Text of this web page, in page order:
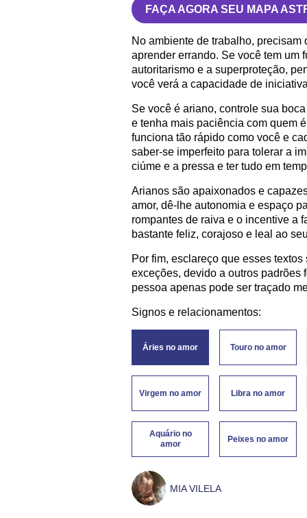
FAÇA AGORA SEU MAPA
No ambiente de trabalho,
aprender errando. Se você tem um
autoritarismo e a superproteção,
você verá a capacidade de
Se você é ariano, controle sua
e tenha mais paciência com quem
funciona tão rápido como você e
saber-se imperfeito para tolerar a
ciúme e a pressa e ter tudo em
Arianos são apaixonados e
amor, dê-lhe autonomia e espaço
rompantes de raiva e o incentive a
bastante feliz, corajoso e leal ao
Por fim, esclareço que esses
exceções, devido a outros padrões
pessoa apenas pode ser traçado
Signos e relacionamentos:
Áries no amor Touro no amor
Virgem no amor Libra no amor
Aquário no
amor
Peixes no amor
MIA VILELA